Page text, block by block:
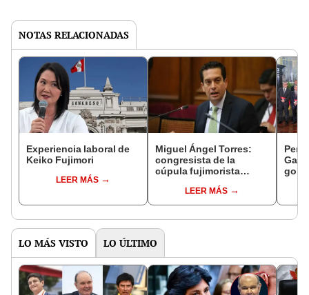
NOTAS RELACIONADAS
Experiencia laboral de
Keiko Fujimori
LEER MÁS
Miguel Ángel Torres:
congresista de la
cúpula fujimorista
del SenadoLEER MÁS
LO MÁS VISTO LO ÚLTIMO